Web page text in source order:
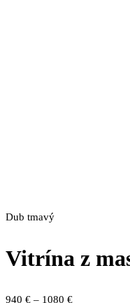
Dub tmavý
Vitrína z
940 € – 1080 €Price